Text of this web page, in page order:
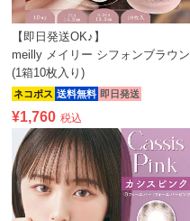
【即日発送OK♪】
meilly メイリー シフォンブラウン
(1箱10枚入り)
ネコポス 送料無料 即日発送
¥1,760 税込